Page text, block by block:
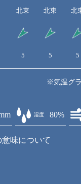
北東 北東 北
5 5 5
※気温グ
湿度 80%
味について